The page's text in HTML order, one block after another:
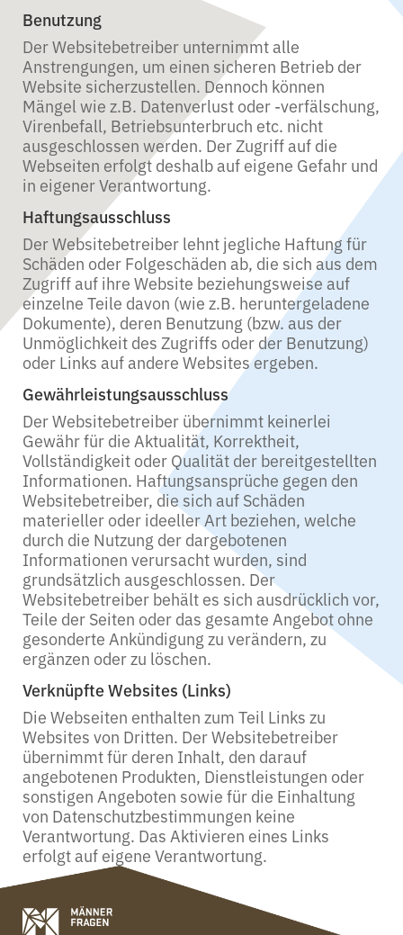
Benutzung
Der Websitebetreiber unternimmt alle
Anstrengungen, um einen sicheren Betrieb der
Website sicherzustellen. Dennoch können
Mängel wie z.B. Datenverlust oder -verfälschung,
Virenbefall, Betriebsunterbruch etc. nicht
ausgeschlossen werden. Der Zugriff auf die
Webseiten erfolgt deshalb auf eigene Gefahr und
in eigener Verantwortung.
Haftungsausschluss
Der Websitebetreiber lehnt jegliche Haftung für
Schäden oder Folgeschäden ab, die sich aus dem
Zugriff auf ihre Website beziehungsweise auf
einzelne Teile davon (wie z.B. heruntergeladene
Dokumente), deren Benutzung (bzw. aus der
Unmöglichkeit des Zugriffs oder der Benutzung)
oder Links auf andere Websites ergeben.
Gewährleistungsausschluss
Der Websitebetreiber übernimmt keinerlei
Gewähr für die Aktualität, Korrektheit,
Vollständigkeit oder Qualität der bereitgestellten
Informationen. Haftungsansprüche gegen den
Websitebetreiber, die sich auf Schäden
materieller oder ideeller Art beziehen, welche
durch die Nutzung der dargebotenen
Informationen verursacht wurden, sind
grundsätzlich ausgeschlossen. Der
Websitebetreiber behält es sich ausdrücklich vor,
Teile der Seiten oder das gesamte Angebot ohne
gesonderte Ankündigung zu verändern, zu
ergänzen oder zu löschen.
Verknüpfte Websites (Links)
Die Webseiten enthalten zum Teil Links zu
Websites von Dritten. Der Websitebetreiber
übernimmt für deren Inhalt, den darauf
angebotenen Produkten, Dienstleistungen oder
sonstigen Angeboten sowie für die Einhaltung
von Datenschutzbestimmungen keine
Verantwortung. Das Aktivieren eines Links
erfolgt auf eigene Verantwortung.